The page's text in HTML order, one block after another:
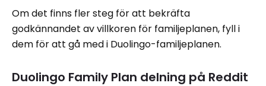
Om det finns fler steg för att bekräfta
godkännandet av villkoren för familjeplanen, fyll i
dem för att gå med i Duolingo-familjeplanen.
Duolingo Family Plan delning på Reddit